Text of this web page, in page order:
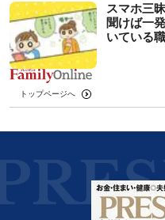
スマホ三
聞けば一
いている
トップページへ